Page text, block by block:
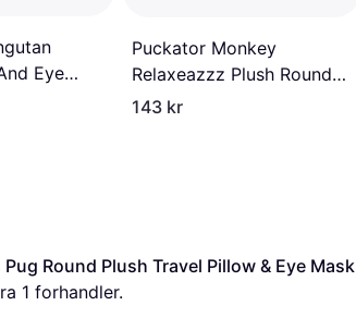
Eye
Puckator Monkey
Relaxeazzz Plush Round
Travel Pillow & Eye Mask
143 kr
Round Plush Travel Pillow & Eye Mask
1 forhandler.